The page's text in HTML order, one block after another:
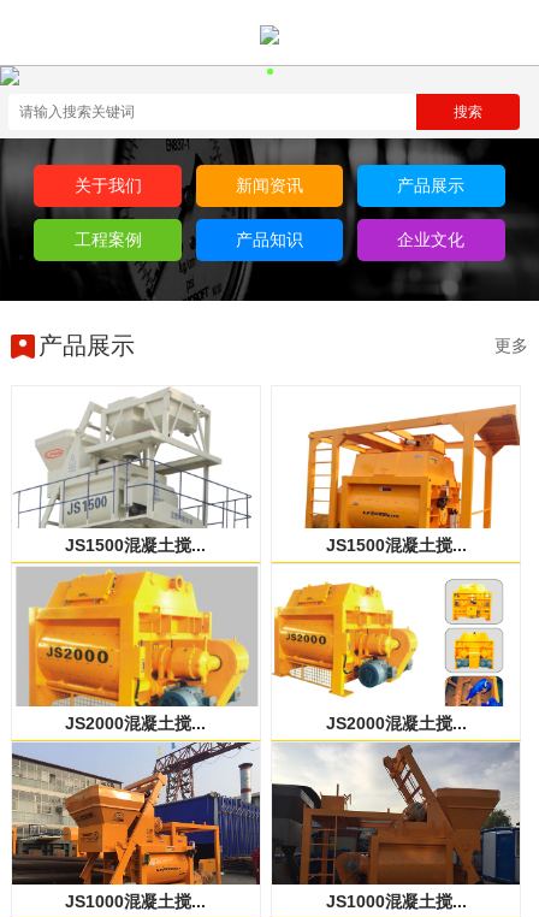
关于我们 新闻资讯 产品展示
工程案例 产品知识 企业文化
产品展示 更多
JS1500混凝土搅... JS1500混凝土搅...
JS2000混凝土搅... JS2000混凝土搅...
JS1000混凝土搅... JS1000混凝土搅...